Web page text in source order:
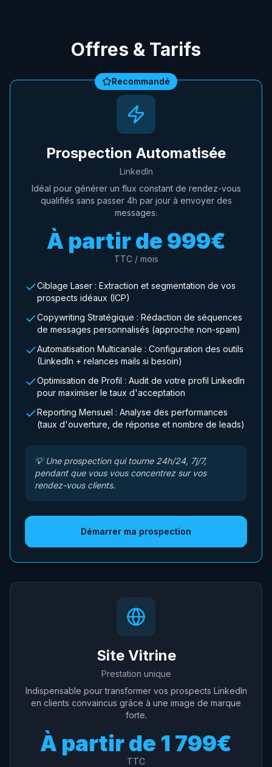
Offres & Tarifs
Recommandé
Prospection Automatisée
LinkedIn
Idéal pour générer un flux constant de rendez-vous
qualifiés sans passer 4h par jour à envoyer des
messages.
À partir de 999€
TTC / mois
Ciblage Laser : Extraction et segmentation de vos
prospects idéaux (ICP)
Copywriting Stratégique : Rédaction de séquences
de messages personnalisés (approche non-spam)
Automatisation Multicanale : Configuration des outils
(LinkedIn + relances mails si besoin)
Optimisation de Profil : Audit de votre profil LinkedIn
pour maximiser le taux d'acceptation
Reporting Mensuel : Analyse des performances
(taux d'ouverture, de réponse et nombre de leads)
💡 Une prospection qui tourne 24h/24, 7j/7,
pendant que vous vous concentrez sur vos
rendez-vous clients.
Démarrer ma prospection
Site Vitrine
Prestation unique
Indispensable pour transformer vos prospects LinkedIn
en clients convaincus grâce à une image de marque
forte.
À partir de 1 799€
TTC